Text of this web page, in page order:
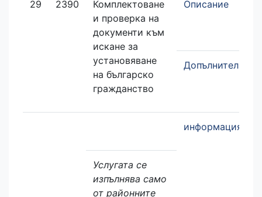
29 2390
Комплектоване
и проверка на
документи към
искане за
установяване
на българско
гражданство
Описание
Допълнителна
информация
Услугата се
изпълнява само
от районните